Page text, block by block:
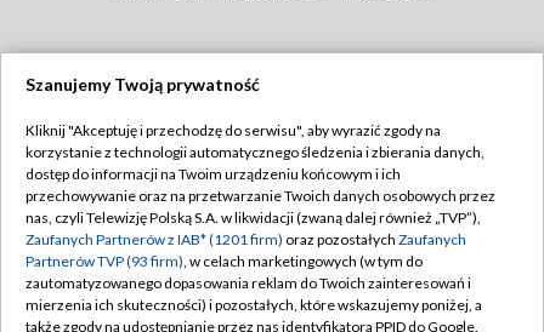
TVP
Abonament TVP
Emisja w TVP
Centrum informacji TVP
Naziemna Telewizja Cyfrowa
Regulamin TVP
Polityka prywatności
Moje zgody
Pomoc
Szanujemy Twoją prywatność
Kliknij "Akceptuję i przechodzę do serwisu", aby wyrazić zgody na
korzystanie z technologii automatycznego śledzenia i zbierania danych,
dostęp do informacji na Twoim urządzeniu końcowym i ich
przechowywanie oraz na przetwarzanie Twoich danych osobowych przez
nas, czyli Telewizję Polską S.A. w likwidacji (zwaną dalej również „TVP”),
Zaufanych Partnerów z IAB* (1201 firm) oraz pozostałych Zaufanych
Partnerów TVP (93 firm), w celach marketingowych (w tym do
zautomatyzowanego dopasowania reklam do Twoich zainteresowań i
mierzenia ich skuteczności) i pozostałych, które wskazujemy poniżej, a
także zgody na udostępnianie przez nas identyfikatora PPID do Google.